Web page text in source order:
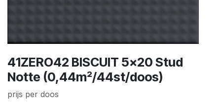
41ZERO42 BISCUIT 5x20 Stud
Notte (0,44m²/44st/doos)
prijs per doos